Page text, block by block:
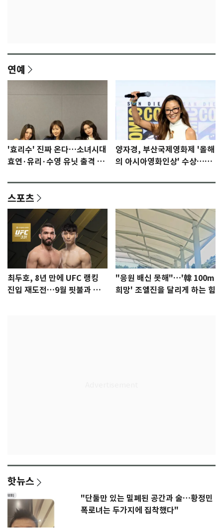
연예
'효리수' 진짜 온다…소녀시대
효연·유리·수영 유닛 출격 [N
양자경, 부산국제영화제 '올해
의 아시아영화인상' 수상…15
스포츠
최두호, 8년 만에 UFC 랭킹
진입 재도전…9월 핏불과 대
"응원 배신 못해"…'韓 100m
희망' 조엘진을 달리게 하는 힘
핫뉴스
"단둘만 있는 밀폐된 공간과 술…황정민
폭로녀는 두가지에 집착했다"